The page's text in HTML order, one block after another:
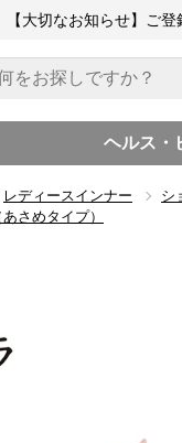
【大切なお知らせ】ご
ヘルス・
レディースインナー
シ
さめタイプ）